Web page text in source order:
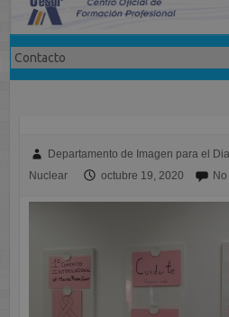
Departamento de Imagen para el
Nuclear
octubre 19, 2020